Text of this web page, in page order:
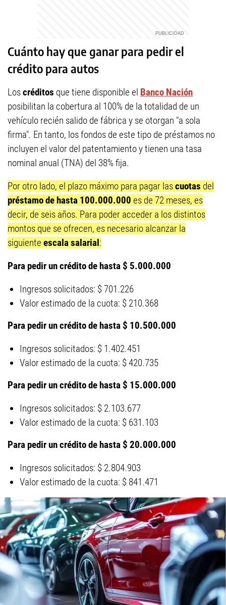
Cuánto hay que ganar para pedir el
crédito para autos
Loscréditos que tiene disponible el Banco Nación
posibilitan la cobertura al 100% de la totalidad de un
vehículo recién salido de fábrica y se otorgan "a sola
firma". En tanto, los fondos de este tipo de préstamos no
incluyen el valor del patentamiento y tienen una tasa
nominal anual (TNA) del 38% fija.
Por otro lado, el plazo máximo para pagar lascuotas del
préstamo de hasta 100.000.000 es de 72 meses, es
decir, de seis años. Para poder acceder a los distintos
montos que se ofrecen, es necesario alcanzar la
siguiente escala salarial:
Para pedir un crédito de hasta $ 5.000.000
Ingresos solicitados: $ 701.226
Valor estimado de la cuota: $ 210.368
Para pedir un crédito de hasta $ 10.500.000
Ingresos solicitados: $ 1.402.451
Valor estimado de la cuota: $ 420.735
Para pedir un crédito de hasta $ 15.000.000
Ingresos solicitados: $ 2.103.677
Valor estimado de la cuota: $ 631.103
Para pedir un crédito de hasta $ 20.000.000
Ingresos solicitados: $ 2.804.903
Valor estimado de la cuota: $ 841.471